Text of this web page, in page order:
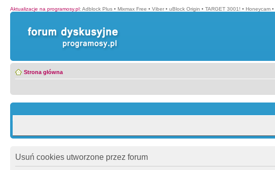
Aktualizacje na programosy.pl: Adblock Plus • Mixmax Free • Viber • uBlock Origin • TARGET 3001! • Honeycam •
Strona główna
Usuń cookies utworzone przez forum